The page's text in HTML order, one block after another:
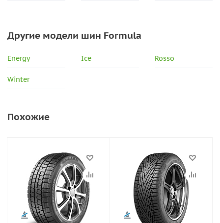
Другие модели шин Formula
Energy Ice Rosso
Winter
Похожие